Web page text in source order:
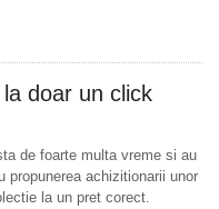
doar un click
de foarte multa vreme si au
propunerea achizitionarii unor
la un pret corect.